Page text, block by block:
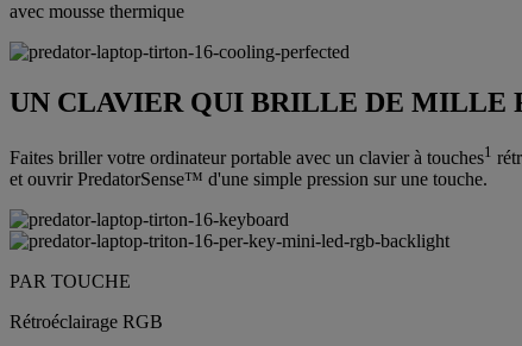
avec mousse thermique
UN CLAVIER QUI BRILLE DE MILLE
Faites briller votre ordinateur portable avec un clavier à touches1
et ouvrir PredatorSense™ d'une simple pression sur une touche.
PAR TOUCHE
Rétroéclairage RGB